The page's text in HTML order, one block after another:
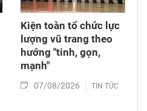
Kiện toàn tổ chức lực
lượng vũ trang theo
hướng "tinh, gọn,
mạnh"
07/08/2026 TIN TỨC